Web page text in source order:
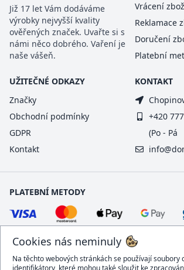
Cookies nás neminuly
Na těchto webových stránkách se používají soubory
identifikátory, které mohou také sloužit ke
Již 17 let Vám dodáváme
výrobky nejvyšší kvality
ověřených značek. Uvařte si s
námi něco dobrého. Vaření je
naše vášeň.
Vrácení
Reklamace
Doručení
Platební
UŽITEČNÉ ODKAZY
Značky
Obchodní podmínky
GDPR
Kontakt
KONTAKT
+420
(Po - Pá
PLATEBNÍ METODY